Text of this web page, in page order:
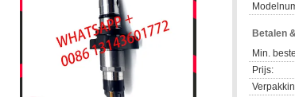
Betalen
Min.
Prijs: